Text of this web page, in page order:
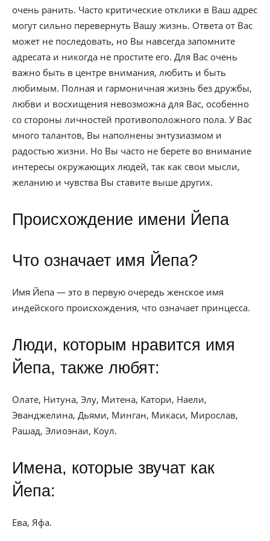
очень ранить. Часто критические отклики в Ваш адрес
могут сильно перевернуть Вашу жизнь. Ответа от Вас
может не последовать, но Вы навсегда запомните
адресата и никогда не простите его. Для Вас очень
важно быть в центре внимания, любить и быть
любимым. Полная и гармоничная жизнь без дружбы,
любви и восхищения невозможна для Вас, особенно
со стороны личностей противоположного пола. У Вас
много талантов, Вы наполнены энтузиазмом и
радостью жизни. Но Вы часто не берете во внимание
интересы окружающих людей, так как свои мысли,
желанию и чувства Вы ставите выше других.
Происхождение имени Йепа
Что означает имя Йепа?
Имя Йепа — это в первую очередь женское имя
индейского происхождения, что означает принцесса.
Люди, которым нравится имя
Йепа, также любят:
Олате, Нитуна, Элу, Митена, Катори, Наели,
Эванджелина, Дьями, Минган, Микаси, Мирослав,
Рашад, Элиоэнаи, Коул.
Имена, которые звучат как
Йепа:
Ева, Яфа.